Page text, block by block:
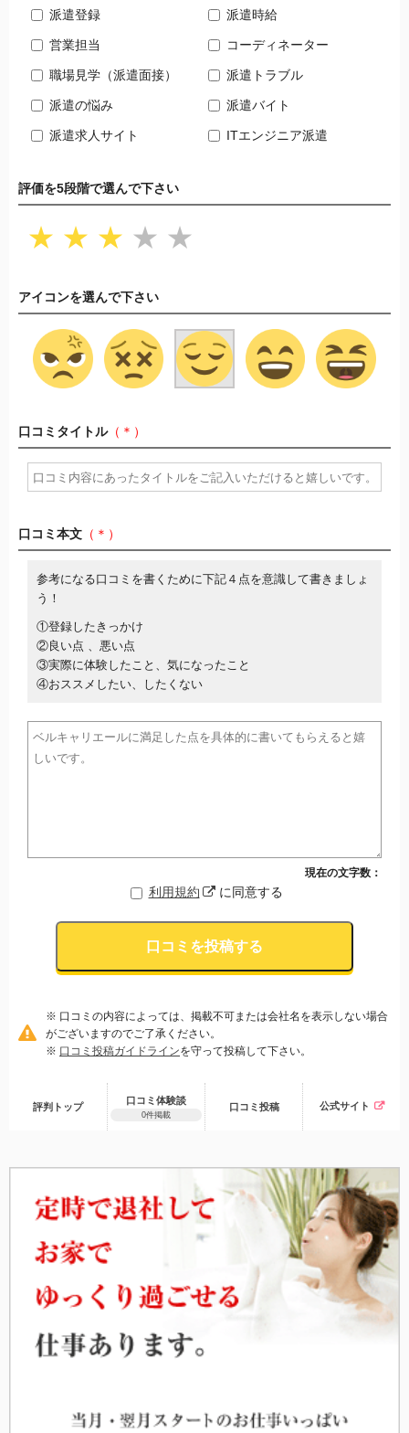
派遣登録 派遣時給
営業担当 コーディネーター
職場見学（派遣面接） 派遣トラブル
派遣の悩み 派遣バイト
派遣求人サイト ITエンジニア派遣
評価を5段階で選んで下さい
★ ★ ★ ★ ★
アイコンを選んで下さい
口コミタイトル（＊）
口コミ本文 （＊）
参考になる口コミを書くために下記４点を意識して書きましょ
う！
①登録したきっかけ
②良い点 、悪い点
③実際に体験したこと、気になったこと
④おススメしたい、したくない
現在の文字数：
利用規約 に同意する
口コミを投稿する
※ 口コミの内容によっては、掲載不可または会社名を表示しない場合
がございますのでご了承ください。
※ 口コミ投稿ガイドラインを守って投稿して下さい。
評判トップ
口コミ体験談
0件掲載
口コミ 投稿 公式サイト